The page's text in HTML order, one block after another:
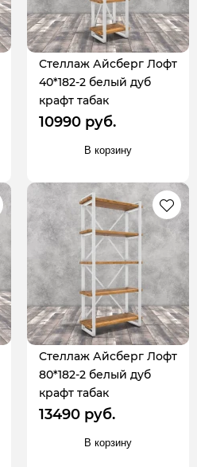
Стеллаж Айсберг Лофт
40*182-2 белый дуб
крафт табак
10990 руб.
В корзину
Стеллаж Айсберг Лофт
80*182-2 белый дуб
крафт табак
13490 руб.
В корзину